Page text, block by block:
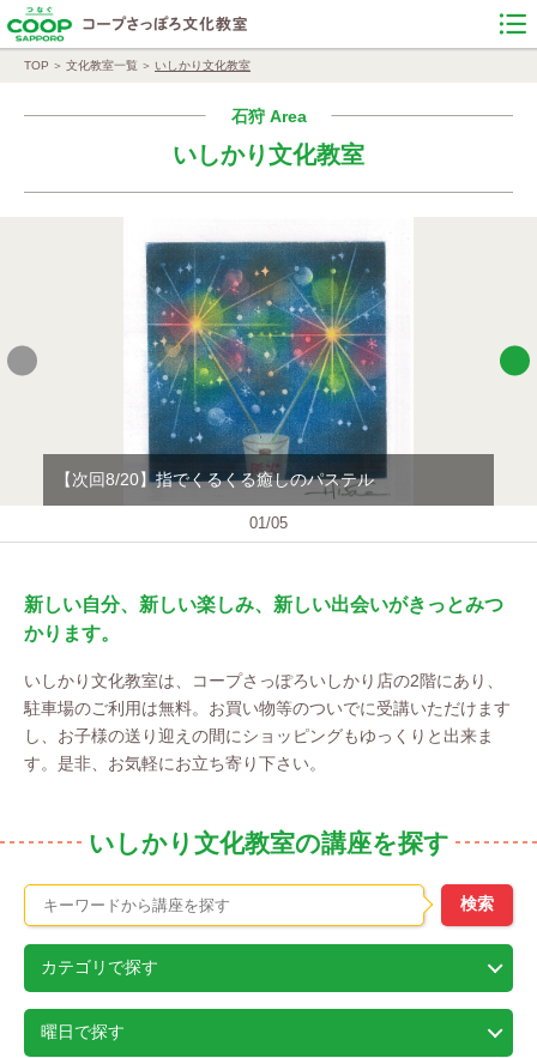
TOP 文化教室一覧 いしかり文化教室
石狩 Area
いしかり文化教室
【次回8/20】指でくるくる癒しのパステル
01/05
新しい自分、新しい楽しみ、新しい出会いがきっとみつ
かります。
いしかり文化教室は、コープさっぽろいしかり店の2階にあり、
駐車場のご利用は無料。お買い物等のついでに受講いただけます
し、お子様の送り迎えの間にショッピングもゆっくりと出来ま
す。是非、お気軽にお立ち寄り下さい。
いしかり文化教室の講座を探す
カテゴリで探す
曜日で探す